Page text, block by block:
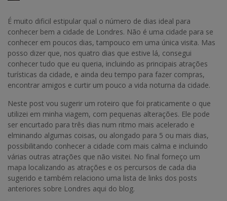
É muito dificil estipular qual o número de dias ideal para
conhecer bem a cidade de Londres. Não é uma cidade para se
conhecer em poucos dias, tampouco em uma única visita. Mas
posso dizer que, nos quatro dias que estive lá, consegui
conhecer tudo que eu queria, incluindo as principais atrações
turísticas da cidade, e ainda deu tempo para fazer compras,
encontrar amigos e curtir um pouco a vida noturna da cidade.
Neste post vou sugerir um roteiro que foi praticamente o que
utilizei em minha viagem, com pequenas alterações. Ele pode
ser encurtado para três dias num ritmo mais acelerado e
elminando algumas coisas, ou alongado para 5 ou mais dias,
possibilitando conhecer a cidade com mais calma e incluindo
várias outras atrações que não visitei. No final forneço um
mapa localizando as atrações e os percursos de cada dia
sugerido e também relaciono uma lista de links dos posts
anteriores sobre Londres aqui do blog.